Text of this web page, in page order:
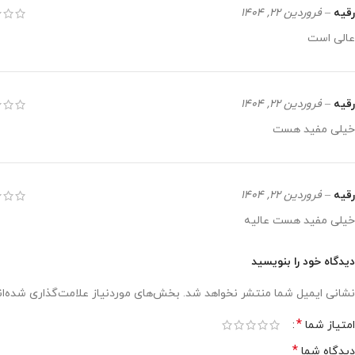
رقیه – فروردین 22, 1404
عالی است
رقیه – فروردین 22, 1404
خیلی مفید هست
رقیه – فروردین 22, 1404
خیلی مفید هست عالیه
دیدگاه خود را بنویسید
نشانی ایمیل شما منتشر نخواهد شد. بخش‌های موردنیاز علامت‌گذاری
امتیاز شما *
دیدگاه شما *